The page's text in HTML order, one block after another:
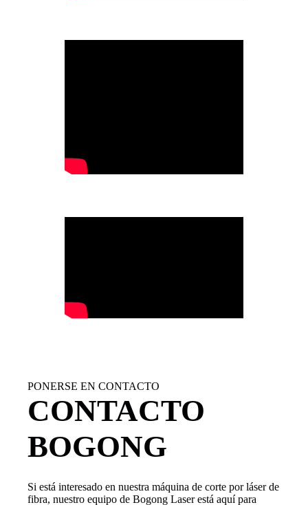
PONERSE EN CONTACTO
CONTACTO
BOGONG
Si está interesado en nuestra máquina de corte por láser de
fibra, nuestro equipo de Bogong Laser está aquí para